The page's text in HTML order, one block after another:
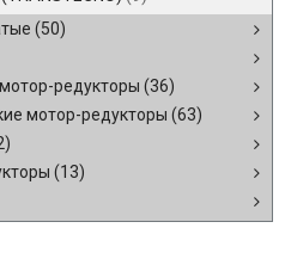
(50)
редукторы (36)
мотор-редукторы (63)
(13)